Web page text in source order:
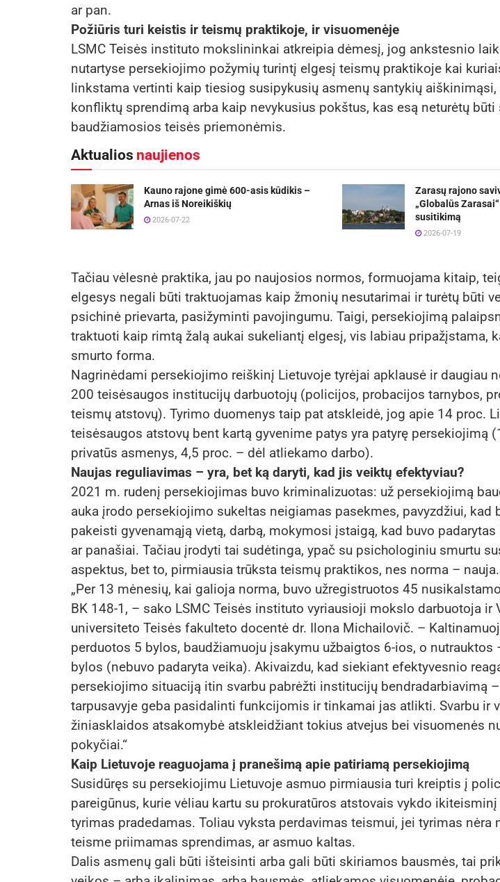
ar pan.
Požiūris turi keistis ir teismų praktikoje, ir visuomenėje
LSMC Teisės instituto mokslininkai atkreipia dėmesį, jog ankstesnio
nutartyse persekiojimo požymių turintį elgesį teismų praktikoje kai
linkstama vertinti kaip tiesiog susipykusių asmenų santykių
konfliktų sprendimą arba kaip nevykusius pokštus, kas esą neturėtų būti
baudžiamosios teisės priemonėmis.
Aktualios naujienos
Kauno rajone gimė 600-asis kūdikis –
Arnas iš Noreikiškių
2026-07-22
Zarasų rajono
„Globalūs
susitikimą
2026-07-19
Tačiau vėlesnė praktika, jau po naujosios normos, formuojama kitaip,
elgesys negali būti traktuojamas kaip žmonių nesutarimai ir turėtų būti
psichinė prievarta, pasižyminti pavojingumu. Taigi, persekiojimą
traktuoti kaip rimtą žalą aukai sukeliantį elgesį, vis labiau pripažįstama,
smurto forma.
Nagrinėdami persekiojimo reiškinį Lietuvoje tyrėjai apklausė ir daugiau
200 teisėsaugos institucijų darbuotojų (policijos, probacijos tarnybos,
teismų atstovų). Tyrimo duomenys taip pat atskleidė, jog apie 14 proc.
teisėsaugos atstovų bent kartą gyvenime patys yra patyrę persekiojimą
privatūs asmenys, 4,5 proc. – dėl atliekamo darbo).
Naujas reguliavimas – yra, bet ką daryti, kad jis veiktų efektyviau?
2021 m. rudenį persekiojimas buvo kriminalizuotas: už persekiojimą
auka įrodo persekiojimo sukeltas neigiamas pasekmes, pavyzdžiui, kad
pakeisti gyvenamąją vietą, darbą, mokymosi įstaigą, kad buvo
ar panašiai. Tačiau įrodyti tai sudėtinga, ypač su psichologiniu smurtu
aspektus, bet to, pirmiausia trūksta teismų praktikos, nes norma – nauja.
„Per 13 mėnesių, kai galioja norma, buvo užregistruotos 45
BK 148-1, – sako LSMC Teisės instituto vyriausioji mokslo darbuotoja ir
universiteto Teisės fakulteto docentė dr. Ilona Michailovič. –
perduotos 5 bylos, baudžiamuoju įsakymu užbaigtos 6-ios, o nutrauktos
bylos (nebuvo padaryta veika). Akivaizdu, kad siekiant efektyvesnio
persekiojimo situaciją itin svarbu pabrėžti institucijų bendradarbiavimą
tarpusavyje geba pasidalinti funkcijomis ir tinkamai jas atlikti. Svarbu ir
žiniasklaidos atsakomybė atskleidžiant tokius atvejus bei visuomenės
pokyčiai.“
Kaip Lietuvoje reaguojama į pranešimą apie patiriamą persekiojimą
Susidūręs su persekiojimu Lietuvoje asmuo pirmiausia turi kreiptis į
pareigūnus, kurie vėliau kartu su prokuratūros atstovais vykdo
tyrimas pradedamas. Toliau vyksta perdavimas teismui, jei tyrimas nėra
teisme priimamas sprendimas, ar asmuo kaltas.
Dalis asmenų gali būti išteisinti arba gali būti skiriamos bausmės, tai